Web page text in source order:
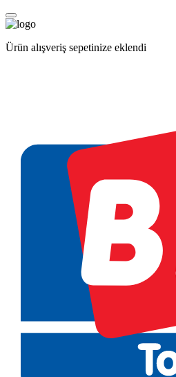
Ürün alışveriş sepetinize eklendi